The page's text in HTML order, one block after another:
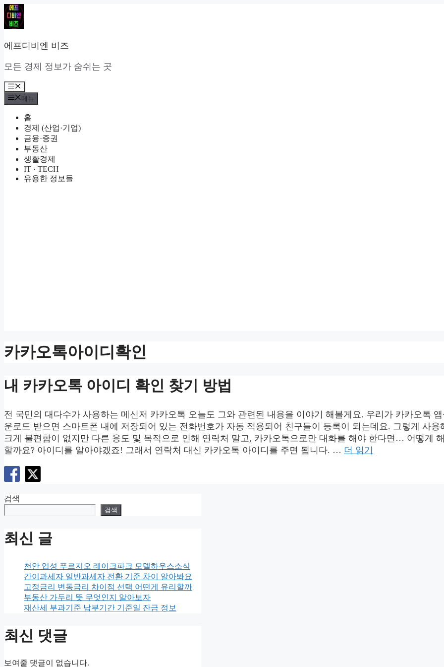
컨
텐
츠
건
뛰
기
에프디비엔 비즈
모든 경제 정보가 숨쉬는 곳
메
뉴
메뉴
홈
경제 (산업·기업)
금융·증권
부동산
생활경제
IT · TECH
유용한 정보들
카카오톡아이디확인
내 카카오톡 아이디 확인 찾기 방법
전 국민의 대다수가 사용하는 메신저 카카오톡 오늘도 그와 관련된 내용을 이야기 해볼게요. 우리가 카카오톡
운로드 받으면 스마트폰 내에 저장되어 있는 전화번호가 자동 적용되어 친구들이 등록이 되는데요. 그렇게 사용
크게 불편함이 없지만 다른 용도 및 목적으로 인해 연락처 말고, 카카오톡으로만 대화를 해야 한다면… 어떻게
할까요? 아이디를 알아야겠죠! 그래서 연락처 대신 카카오톡 아이디를 주면 됩니다. … 더 읽기
검색
검색
최신 글
천안 업성 푸르지오 레이크파크 모델하우스소식
간이과세자 일반과세자 전환 기준 차이 알아봐요
고정금리 변동금리 차이점 선택 어떤게 유리할까
부동산 가두리 뜻 무엇인지 알아보자
재산세 부과기준 납부기간 기준일 잔금 정보
최신 댓글
보여줄 댓글이 없습니다.